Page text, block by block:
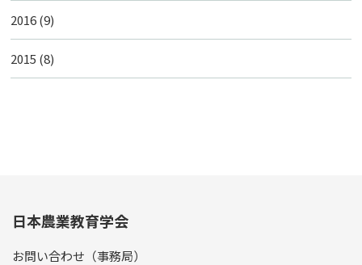
2016(9)
2015 (8)
日本農業教育学会
お問い合わせ（事務局）